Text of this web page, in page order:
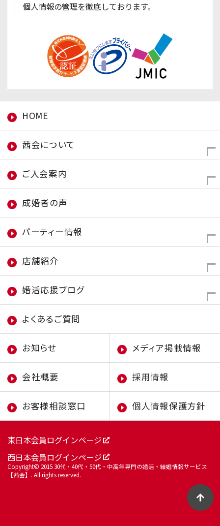
個人情報の管理を徹底しております。
HOME
茜会について
ご入会案内
成婚者の声
パーティー情報
店舗紹介
婚活応援ブログ
よくあるご質問
お知らせ メディア掲載情報
会社概要 採用情報
お客様相談窓口 個人情報保護方針
東日本会員ログインページ
西日本会員ログインページ
Copyright© 2015 30代・40代・50代・中高年専門の婚活・結婚情報サービス
【茜会】 . All rights reserved.